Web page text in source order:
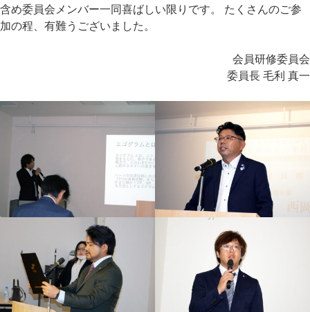
含め委員会メンバー一同喜ばしい限りです。 たくさんのご参
加の程、有難うございました。
会員研修委員会
委員長 毛利 真一